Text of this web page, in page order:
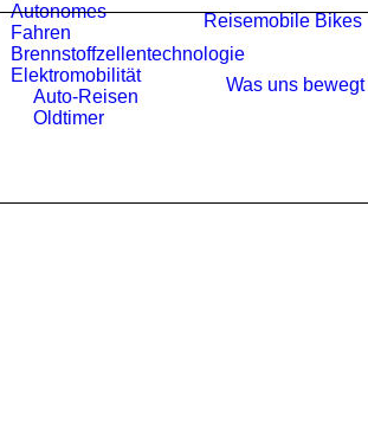
Autonomes
Fahren
Brennstoffzellentechnologie
Elektromobilität
Reisemobile Bikes
Auto-Reisen
Oldtimer
Was uns bewegt